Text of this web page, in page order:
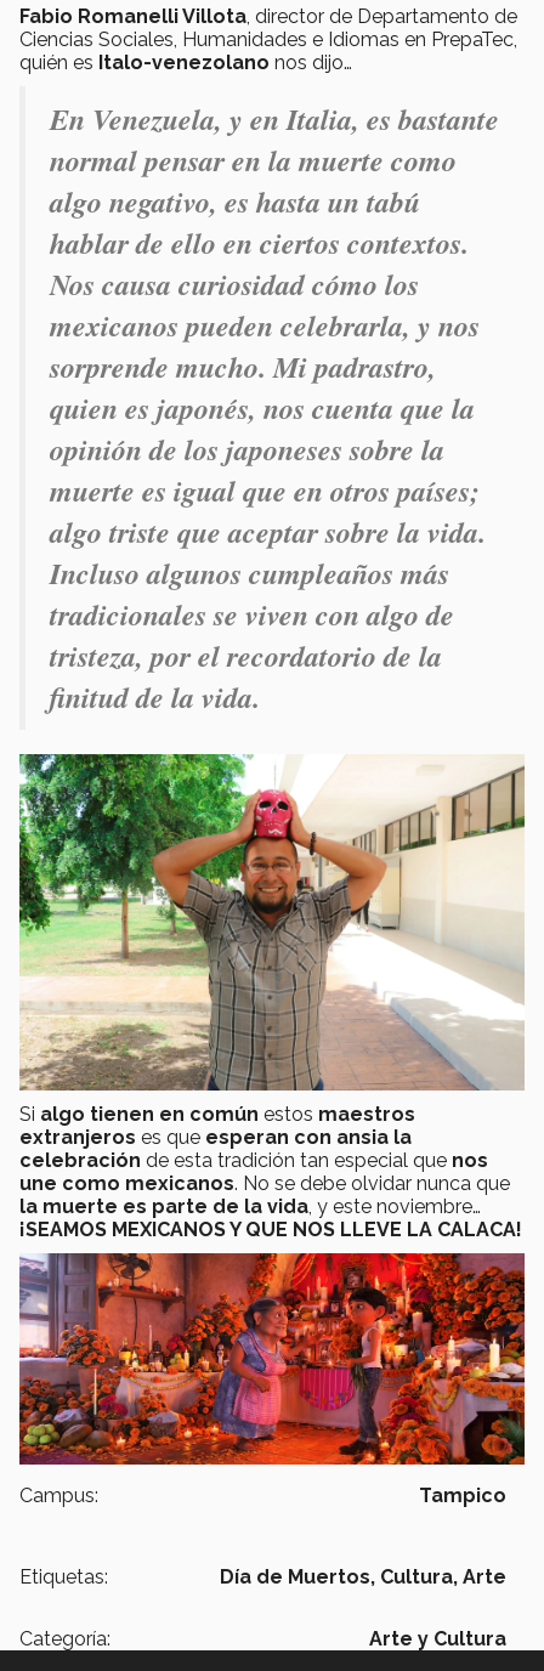
Fabio Romanelli Villota , director de Departamento de
Ciencias Sociales, Humanidades e Idiomas en PrepaTec,
quién es Italo-venezolano nos dijo…
En Venezuela, y en Italia, es bastante
normal pensar en la muerte como
algo negativo, es hasta un tabú
hablar de ello en ciertos contextos.
Nos causa curiosidad cómo los
mexicanos pueden celebrarla, y nos
sorprende mucho. Mi padrastro,
quien es japonés, nos cuenta que la
opinión de los japoneses sobre la
muerte es igual que en otros países;
algo triste que aceptar sobre la vida.
Incluso algunos cumpleaños más
tradicionales se viven con algo de
tristeza, por el recordatorio de la
finitud de la vida.
Si algo tienen en común estos maestros
extranjeros es que esperan con ansia la
celebración de esta tradición tan especial que nos
une como mexicanos. No se debe olvidar nunca que
la muerte es parte de la vida, y este noviembre…
¡SEAMOS MEXICANOS Y QUE NOS LLEVE LA CALACA!
Campus: Tampico
Etiquetas: Día de Muertos, Cultura, Arte
Categoría: Arte y Cultura